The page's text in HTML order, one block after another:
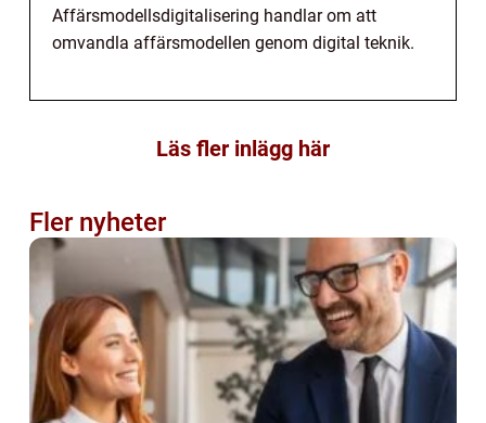
Affärsmodellsdigitalisering handlar om att
omvandla affärsmodellen genom digital teknik.
Läs fler inlägg här
Fler nyheter